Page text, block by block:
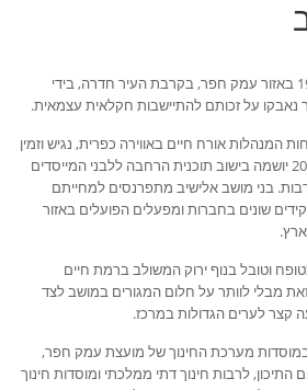
מושב אלישיב נוסד בשנת 1933 באזור עמק חפר, בקרבת העיר חדרה, בידי
נאבקו על זכותם להתיישבות חקלאית עצמאית.
בישוב כ- 100 משפחות המנהלות אורח חיים באווירה כפרית, נגיש וזמין
למרכז המדינה. החל בשת 2006 יושמה בישוב תוכנית הרחבה ללבני המייסדים
בני מושב אלישיב מתפרנסים למחייתם
שונים בחברות ומפעלים הפועלים באזור
וטובל בנוף ירוק המשולב ברמת חיים
מבלי לוותר על חלום המגורים במושב לצד
לערים הגדולות במרכז.
מערכת החינוך של מועצת עמק חפר,
התיכון, לרבות חינוך דתי ממלכתי ומוסדות חינוך